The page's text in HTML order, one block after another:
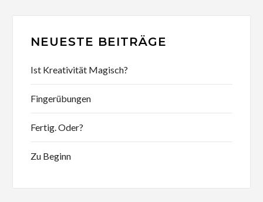
NEUESTE BEITRÄGE
Ist Kreativität Magisch?
Fingerübungen
Fertig. Oder?
Zu Beginn